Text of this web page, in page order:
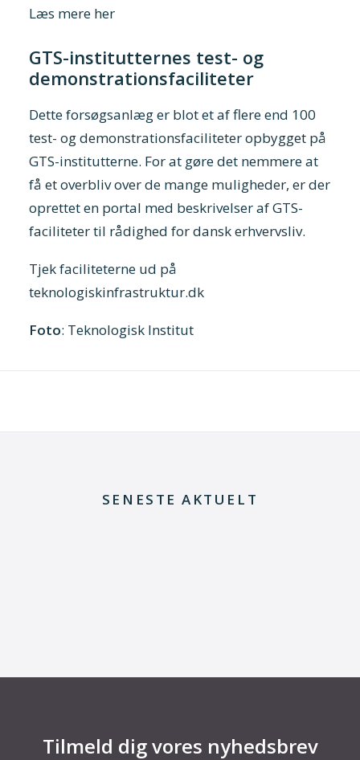
Læs mere her
GTS-institutternes test- og
demonstrationsfaciliteter
Dette forsøgsanlæg er blot et af flere end 100
test- og demonstrationsfaciliteter opbygget på
GTS-institutterne. For at gøre det nemmere at
få et overbliv over de mange muligheder, er der
oprettet en portal med beskrivelser af GTS-
faciliteter til rådighed for dansk erhvervsliv.
Tjek faciliteterne ud på
teknologiskinfrastruktur.dk
Foto: Teknologisk Institut
SENESTE AKTUELT
Tilmeld dig vores nyhedsbrev